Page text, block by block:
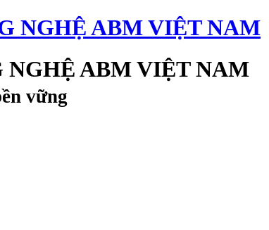
NGHỆ ABM VIỆT NAM
vững